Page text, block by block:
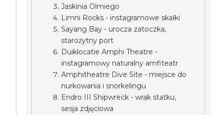
Jaskinia Olmiego
Limni Rocks - instagramowe skałki
Sayang Bay - urocza zatoczka,
starożytny port
Duiklocatie Amphi Theatre -
instagramowy naturalny amfiteatr
Amphitheatre Dive Site - miejsce do
nurkowania i snorkelingu
Endro III Shipwreck - wrak statku,
sesja zdjęciowa